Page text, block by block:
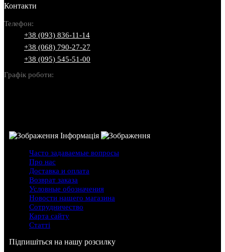
Контакти
Телефон:
+38 (093) 836-11-14
+38 (068) 790-27-27
+38 (095) 545-51-00
Графік роботи:
Інформація
Часто задаваемые вопросы
Про нас
Доставка и оплата
Возврат заказа
Условные обозначения
Новости нашего магазина
Сотрудничество
Карта сайту
Статті
Підпишіться на нашу розсилку